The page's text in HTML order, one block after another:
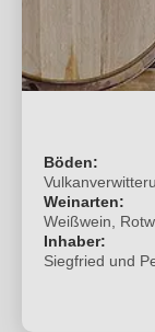
Böden:
Weinarten:
Weißwein,
Inhaber:
Siegfried und